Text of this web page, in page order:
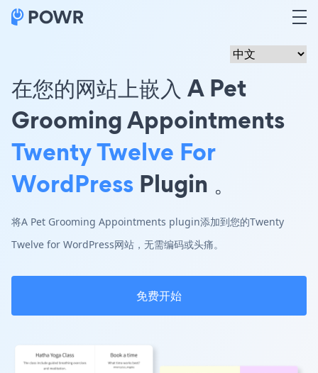
在您的网站上嵌入 A Pet
Grooming Appointments
Twenty Twelve For
WordPress Plugin 。
将A Pet Grooming Appointments plugin添加到您的Twenty
Twelve for WordPress网站，无需编码或头痛。
免费开始